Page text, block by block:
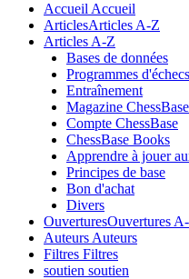
Accueil Accueil
ArticlesArticles A-Z
Articles A-Z
Bases de données
Programmes d'échecs
Entraînement
Magazine ChessBase
Compte ChessBase
ChessBase Books
Apprendre à jouer
Principes de base
Bon d'achat
Divers
OuverturesOuvertures
Auteurs Auteurs
Filtres Filtres
soutien soutien